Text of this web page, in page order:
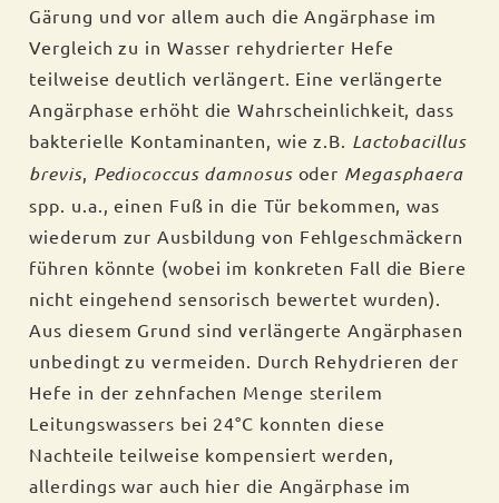
Gärung und vor allem auch die Angärphase im
Vergleich zu in Wasser rehydrierter Hefe
teilweise deutlich verlängert. Eine verlängerte
Angärphase erhöht die Wahrscheinlichkeit, dass
bakterielle Kontaminanten, wie z.B. Lactobacillus
brevis, Pediococcus damnosusoder Megasphaera
spp. u.a., einen Fuß in die Tür bekommen, was
wiederum zur Ausbildung von Fehlgeschmäckern
führen könnte (wobei im konkreten Fall die Biere
nicht eingehend sensorisch bewertet wurden).
Aus diesem Grund sind verlängerte Angärphasen
unbedingt zu vermeiden. Durch Rehydrieren der
Hefe in der zehnfachen Menge sterilem
Leitungswassers bei 24°C konnten diese
Nachteile teilweise kompensiert werden,
allerdings war auch hier die Angärphase im